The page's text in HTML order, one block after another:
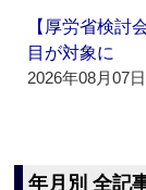
【厚労省検討
目が対象に
2026年08月07
年月別 全記